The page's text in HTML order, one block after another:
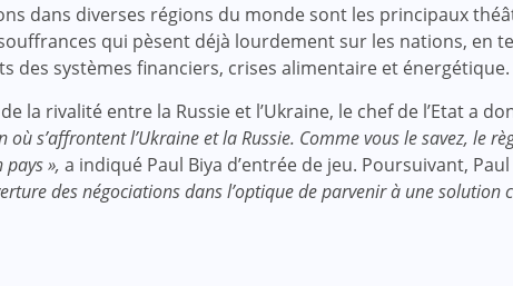
dans diverses régions du monde sont les principaux
qui pèsent déjà lourdement sur les nations,
des systèmes financiers, crises alimentaire et énergétique.
la rivalité entre la Russie et l’Ukraine, le chef de l’Etat a
s’affrontent l’Ukraine et la Russie. Comme vous le savez,
», a indiqué Paul Biya d’entrée de jeu. Poursuivant,
des négociations dans l’optique de parvenir à une